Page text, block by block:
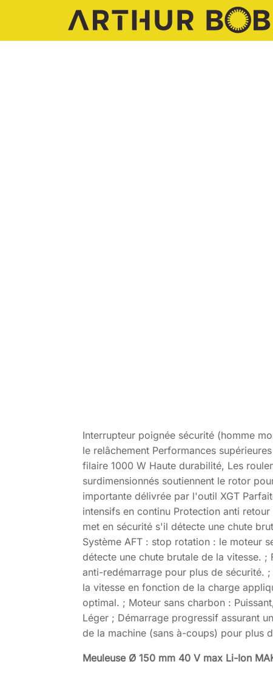
Interrupteur poignée sécurité (homme
le relâchement Performances
filaire 1000 W Haute durabilité, Les
surdimensionnés soutiennent le rotor
importante délivrée par l'outil XGT
intensifs en continu Protection anti
met en sécurité s'il détecte une chute
Système AFT : stop rotation : le moteur
détecte une chute brutale de la vitesse. ;
anti-redémarrage pour plus de sécurité.
la vitesse en fonction de la charge
optimal. ; Moteur sans charbon :
Léger ; Démarrage progressif assurant
de la machine (sans à-coups) pour plus
Meuleuse Ø 150 mm 40 V max Li-Ion